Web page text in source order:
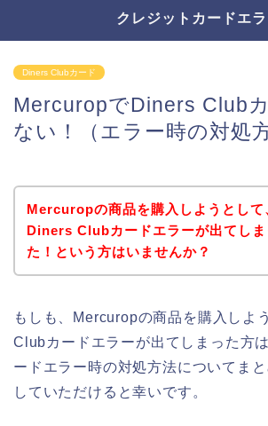
クレジットカードエ
Diners Clubカード
MercuropでDiners Club
ない！（エラー時の対処方
Mercuropの商品を購入しようとして
Diners Clubカードエラーが出てしま
た！という方はいませんか？
もしも、Mercuropの商品を購入しよ
Clubカードエラーが出てしまった方
ードエラー時の対処方法についてま
していただけると幸いです。